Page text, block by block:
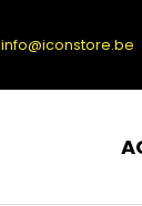
info@iconstore.be